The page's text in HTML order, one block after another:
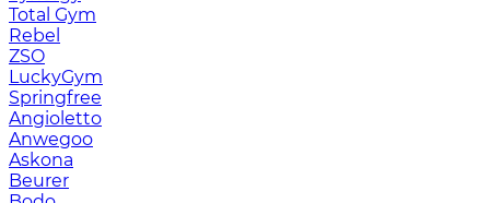
Total Gym
Rebel
ZSO
LuckyGym
Springfree
Angioletto
Anwegoo
Askona
Beurer